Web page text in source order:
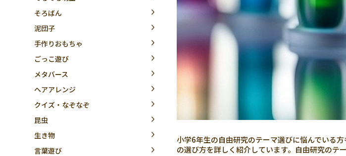
そろばん
泥団子
手作りおもちゃ
ごっこ遊び
メタバース
ヘアアレンジ
クイズ・なぞなぞ
昆虫
生き物
言葉遊び
小学6年生の自由研究のテーマ選びに悩んでいる
の選び方を詳しく紹介しています。自由研究のテ